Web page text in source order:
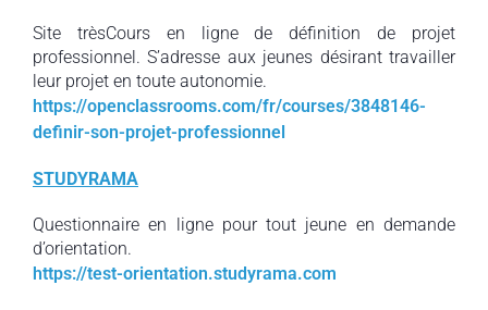
Site trèsCours en ligne de définition de projet
professionnel. S’adresse aux jeunes désirant travailler
leur projet en toute autonomie.
https://openclassrooms.com/fr/courses/3848146-
definir-son-projet-professionnel
STUDYRAMA
Questionnaire en ligne pour tout jeune en demande
d’orientation.
https://test-orientation.studyrama.com